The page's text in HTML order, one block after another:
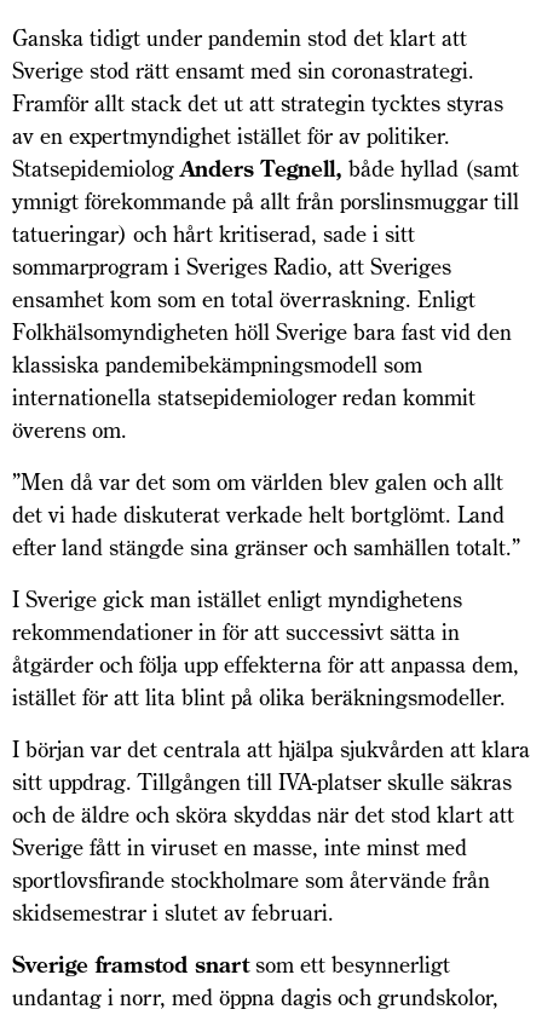
Ganska tidigt under pandemin stod det klart att
Sverige stod rätt ensamt med sin coronastrategi.
Framför allt stack det ut att strategin tycktes styras
av en expertmyndighet istället för av politiker.
StatsepidemiologAnders Tegnell, både hyllad (samt
ymnigt förekommande på allt från porslins­muggar till
tatueringar) och hårt kritiserad, sade i sitt
sommarprogram i Sveriges Radio, att Sveriges
ensamhet kom som en total överraskning. Enligt
Folkhälsomyndigheten höll Sverige bara fast vid den
klassiska pandemibekämpningsmodell som
internationella statsepidemiologer redan kommit
överens om.
”Men då var det som om världen blev galen och allt
det vi hade diskuterat verkade helt bortglömt. Land
efter land stängde sina gränser och samhällen totalt.”
I Sverige gick man istället enligt myndighetens
rekommendationer in för att successivt sätta in
åtgärder och följa upp effekterna för att anpassa dem,
istället för att lita blint på olika beräkningsmodeller.
I början var det centrala att hjälpa sjukvården att klara
sitt uppdrag. Tillgången till IVA-platser skulle säkras
och de äldre och sköra skyddas när det stod klart att
Sverige fått in viruset en masse, inte minst med
sportlovsfirande stockholmare som återvände från
skidsemestrar i slutet av februari.
Sverige framstod snartsom ett besynnerligt
undantag i norr, med öppna dagis och grundskolor,